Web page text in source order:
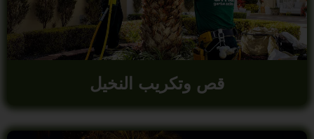
قص وتكريب النخيل